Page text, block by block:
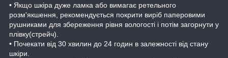
• Якщо шкіра дуже ламка або вимагає ретельного
розм'якшення, рекомендується покрити виріб паперовими
рушниками для збереження рівня вологості і потім загорнути у
плівку(стрейч).
• Почекати від 30 хвилин до 24 годин в залежності від стану
шкіри.